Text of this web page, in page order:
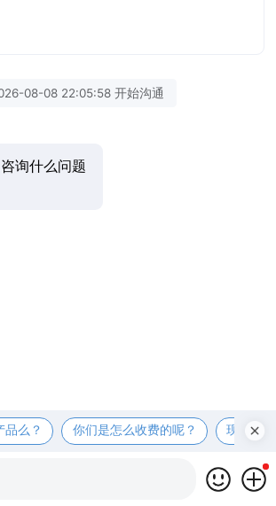
08-08 22:05:58 开始沟通
询什么问题
品么？ 你们是怎么收费的呢？ 现在有